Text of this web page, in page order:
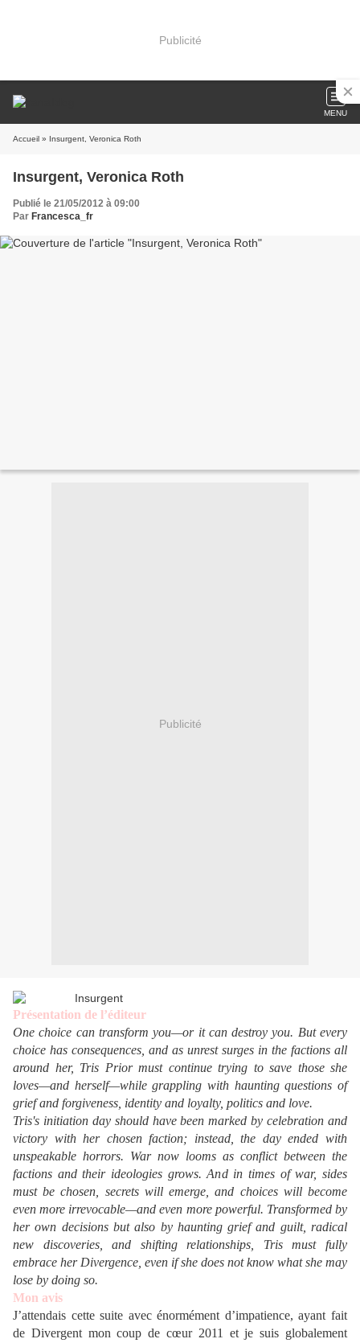
Publicité
MENU
Accueil » Insurgent, Veronica Roth
Insurgent, Veronica Roth
Publié le 21/05/2012 à 09:00
Par Francesca_fr
Publicité
Présentation de l’éditeur
One choice can transform you—or it can destroy you. But every
choice has consequences, and as unrest surges in the factions all
around her, Tris Prior must continue trying to save those she
loves—and herself—while grappling with haunting questions of
grief and forgiveness, identity and loyalty, politics and love.
Tris's initiation day should have been marked by celebration and
victory with her chosen faction; instead, the day ended with
unspeakable horrors. War now looms as conflict between the
factions and their ideologies grows. And in times of war, sides
must be chosen, secrets will emerge, and choices will become
even more irrevocable—and even more powerful. Transformed by
her own decisions but also by haunting grief and guilt, radical
new discoveries, and shifting relationships, Tris must fully
embrace her Divergence, even if she does not know what she may
lose by doing so.
Mon avis
J’attendais cette suite avec énormément d’impatience, ayant fait
de Divergent mon coup de cœur 2011 et je suis globalement